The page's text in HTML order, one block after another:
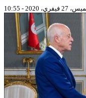
2020 - 10:55